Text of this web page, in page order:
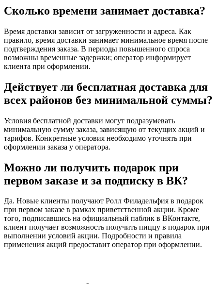
Сколько времени занимает доставка?
Время доставки зависит от загруженности и адреса. Как
правило, время доставки занимает минимальное время после
подтверждения заказа. В периоды повышенного спроса
возможны временные задержки; оператор информирует
клиента при оформлении.
Действует ли бесплатная доставка для
всех районов без минимальной суммы?
Условия бесплатной доставки могут подразумевать
минимальную сумму заказа, зависящую от текущих акций и
тарифов. Конкретные условия необходимо уточнять при
оформлении заказа у оператора.
Можно ли получить подарок при
первом заказе и за подписку в ВК?
Да. Новые клиенты получают Ролл Филадельфия в подарок
при первом заказе в рамках приветственной акции. Кроме
того, подписавшись на официальный паблик в ВКонтакте,
клиент получает возможность получить пиццу в подарок при
выполнении условий акции. Подробности и правила
применения акций предоставит оператор при оформлении.